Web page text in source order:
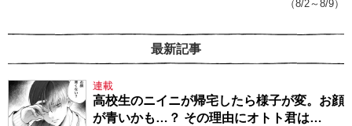
（8/2～8/9）
最新記事
連載
高校生のニイニが帰宅したら様子が変。お顔
が青いかも…？ その理由にオトト君は…